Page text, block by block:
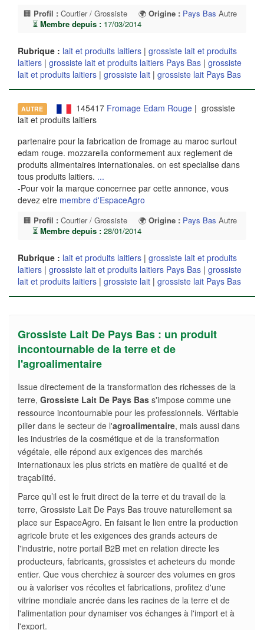
🏢 Profil : Courtier / Grossiste 🌍 Origine : Pays Bas Autre
⏳ Membre depuis : 17/03/2014
Rubrique : lait et produits laitiers | grossiste lait et produits
laitiers | grossiste lait et produits laitiers Pays Bas | grossiste
lait et produits laitiers | grossiste lait | grossiste lait Pays Bas
AUTRE 145417 Fromage Edam Rouge| grossiste
lait et produits laitiers
partenaire pour la fabrication de fromage au maroc surtout
edam rouge. mozzarella conformement aux reglement de
produits alimentaires internationales. on est specialise dans
tous produits laitiers. ...
-Pour voir la marque concernee par cette annonce, vous
devez etre membre d'EspaceAgro
🏢 Profil : Courtier / Grossiste 🌍 Origine : Pays Bas Autre
⏳ Membre depuis : 28/01/2014
Rubrique : lait et produits laitiers | grossiste lait et produits
laitiers | grossiste lait et produits laitiers Pays Bas | grossiste
lait et produits laitiers | grossiste lait | grossiste lait Pays Bas
Grossiste Lait De Pays Bas : un produit
incontournable de la terre et de
l'agroalimentaire
Issue directement de la transformation des richesses de la
terre, Grossiste Lait De Pays Bas s'impose comme une
ressource incontournable pour les professionnels. Véritable
pilier dans le secteur de l'agroalimentaire, mais aussi dans
les industries de la cosmétique et de la transformation
végétale, elle répond aux exigences des marchés
internationaux les plus stricts en matière de qualité et de
traçabilité.
Parce qu’il est le fruit direct de la terre et du travail de la
terre, Grossiste Lait De Pays Bas trouve naturellement sa
place sur EspaceAgro. En faisant le lien entre la production
agricole brute et les exigences des grands acteurs de
l'industrie, notre portail B2B met en relation directe les
producteurs, fabricants, grossistes et acheteurs du monde
entier. Que vous cherchiez à sourcer des volumes en gros
ou à valoriser vos récoltes et fabrications, profitez d'une
vitrine mondiale ancrée dans les racines de la terre et de
l'alimentation pour dynamiser vos échanges à l'import et à
l'export.